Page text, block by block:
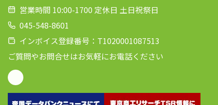
営業時間 10:00-1700 定休日 土日祝祭日
045-548-8601
インボイス登録番号：T1020001087513
ご質問やお問合せはお気軽にお電話ください